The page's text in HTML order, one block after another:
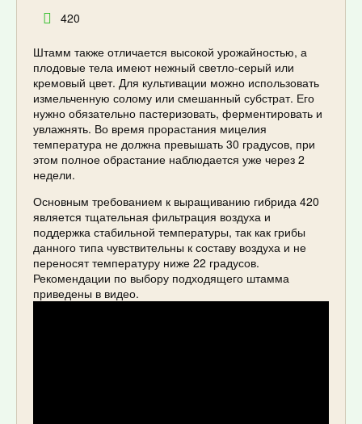
420
Штамм также отличается высокой урожайностью, а
плодовые тела имеют нежный светло-серый или
кремовый цвет. Для культивации можно использовать
измельченную солому или смешанный субстрат. Его
нужно обязательно пастеризовать, ферментировать и
увлажнять. Во время прорастания мицелия
температура не должна превышать 30 градусов, при
этом полное обрастание наблюдается уже через 2
недели.
Основным требованием к выращиванию гибрида 420
является тщательная фильтрация воздуха и
поддержка стабильной температуры, так как грибы
данного типа чувствительны к составу воздуха и не
переносят температуру ниже 22 градусов.
Рекомендации по выбору подходящего штамма
приведены в видео.